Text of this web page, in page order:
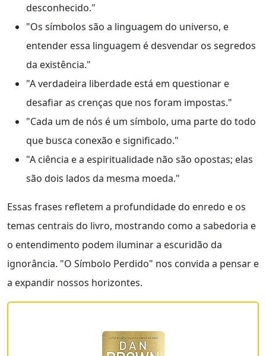
desconhecido."
"Os símbolos são a linguagem do universo, e
entender essa linguagem é desvendar os segredos
da existência."
"A verdadeira liberdade está em questionar e
desafiar as crenças que nos foram impostas."
"Cada um de nós é um símbolo, uma parte do todo
que busca conexão e significado."
"A ciência e a espiritualidade não são opostas; elas
são dois lados da mesma moeda."
Essas frases refletem a profundidade do enredo e os
temas centrais do livro, mostrando como a sabedoria e
o entendimento podem iluminar a escuridão da
ignorância. "O Símbolo Perdido" nos convida a pensar e
a expandir nossos horizontes.